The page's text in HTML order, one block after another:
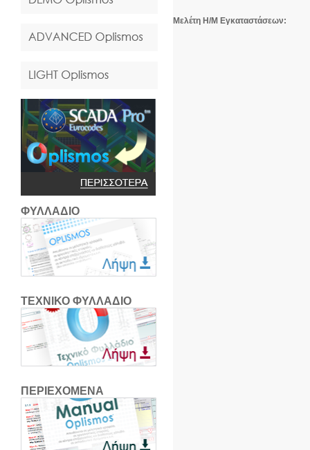
ΦΥΛΛΑΔΙΟ
ΤΕΧΝΙΚΟ ΦΥΛΛΑΔΙΟ
ΠΕΡΙΕΧΟΜΕΝΑ
Μελέτη Η/Μ Εγκαταστάσεων: